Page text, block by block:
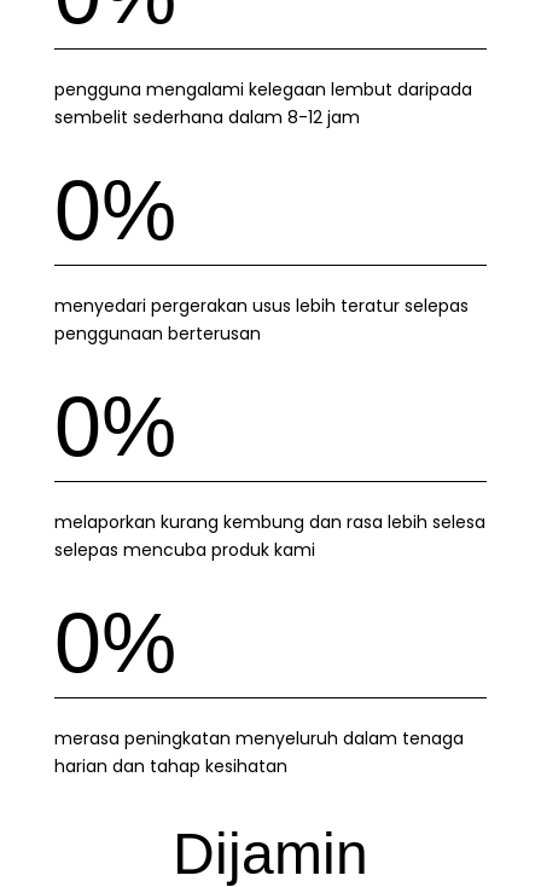
pengguna mengalami kelegaan lembut daripada
sembelit sederhana dalam 8-12 jam
0%
menyedari pergerakan usus lebih teratur selepas
penggunaan berterusan
0%
melaporkan kurang kembung dan rasa lebih selesa
selepas mencuba produk kami
0%
merasa peningkatan menyeluruh dalam tenaga
harian dan tahap kesihatan
Dijamin